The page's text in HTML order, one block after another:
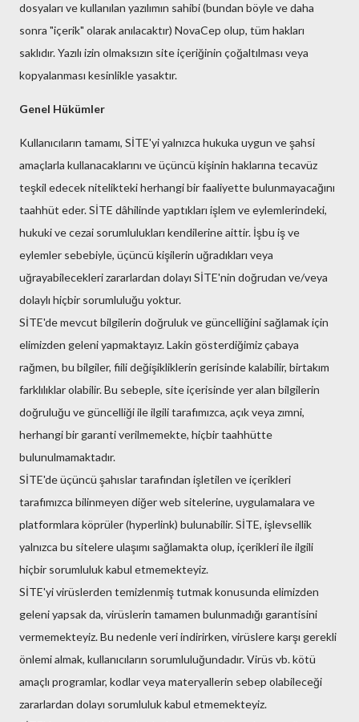
dosyaları ve kullanılan yazılımın sahibi (bundan böyle ve daha
sonra "içerik" olarak anılacaktır) NovaCep olup, tüm hakları
saklıdır. Yazılı izin olmaksızın site içeriğinin çoğaltılması veya
kopyalanması kesinlikle yasaktır.
Genel Hükümler
Kullanıcıların tamamı, SİTE'yi yalnızca hukuka uygun ve şahsi
amaçlarla kullanacaklarını ve üçüncü kişinin haklarına tecavüz
teşkil edecek nitelikteki herhangi bir faaliyette bulunmayacağını
taahhüt eder. SİTE dâhilinde yaptıkları işlem ve eylemlerindeki,
hukuki ve cezai sorumlulukları kendilerine aittir. İşbu iş ve
eylemler sebebiyle, üçüncü kişilerin uğradıkları veya
uğrayabilecekleri zararlardan dolayı SİTE'nin doğrudan ve/veya
dolaylı hiçbir sorumluluğu yoktur.
SİTE'de mevcut bilgilerin doğruluk ve güncelliğini sağlamak için
elimizden geleni yapmaktayız. Lakin gösterdiğimiz çabaya
rağmen, bu bilgiler, fiili değişikliklerin gerisinde kalabilir, birtakım
farklılıklar olabilir. Bu sebeple, site içerisinde yer alan bilgilerin
doğruluğu ve güncelliği ile ilgili tarafımızca, açık veya zımni,
herhangi bir garanti verilmemekte, hiçbir taahhütte
bulunulmamaktadır.
SİTE'de üçüncü şahıslar tarafından işletilen ve içerikleri
tarafımızca bilinmeyen diğer web sitelerine, uygulamalara ve
platformlara köprüler (hyperlink) bulunabilir. SİTE, işlevsellik
yalnızca bu sitelere ulaşımı sağlamakta olup, içerikleri ile ilgili
hiçbir sorumluluk kabul etmemekteyiz.
SİTE'yi virüslerden temizlenmiş tutmak konusunda elimizden
geleni yapsak da, virüslerin tamamen bulunmadığı garantisini
vermemekteyiz. Bu nedenle veri indirirken, virüslere karşı gerekli
önlemi almak, kullanıcıların sorumluluğundadır. Virüs vb. kötü
amaçlı programlar, kodlar veya materyallerin sebep olabileceği
zararlardan dolayı sorumluluk kabul etmemekteyiz.